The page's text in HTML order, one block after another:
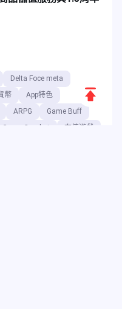
Delta Foce meta
幣
App特色
ARPG
Game Buff
Game Combat
充值遊戲
返
頂